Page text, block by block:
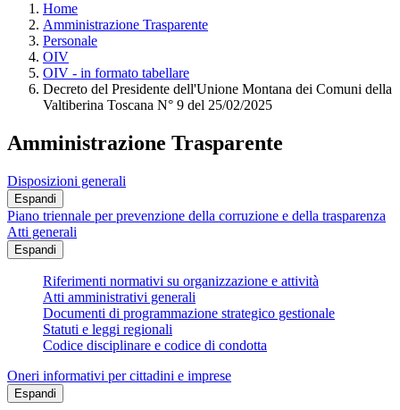
Home
Amministrazione Trasparente
Personale
OIV
OIV - in formato tabellare
Decreto del Presidente dell'Unione Montana dei Comuni della
Valtiberina Toscana N° 9 del 25/02/2025
Amministrazione Trasparente
Disposizioni generali
Espandi
Piano triennale per prevenzione della corruzione e della trasparenza
Atti generali
Espandi
Riferimenti normativi su organizzazione e attività
Atti amministrativi generali
Documenti di programmazione strategico gestionale
Statuti e leggi regionali
Codice disciplinare e codice di condotta
Oneri informativi per cittadini e imprese
Espandi